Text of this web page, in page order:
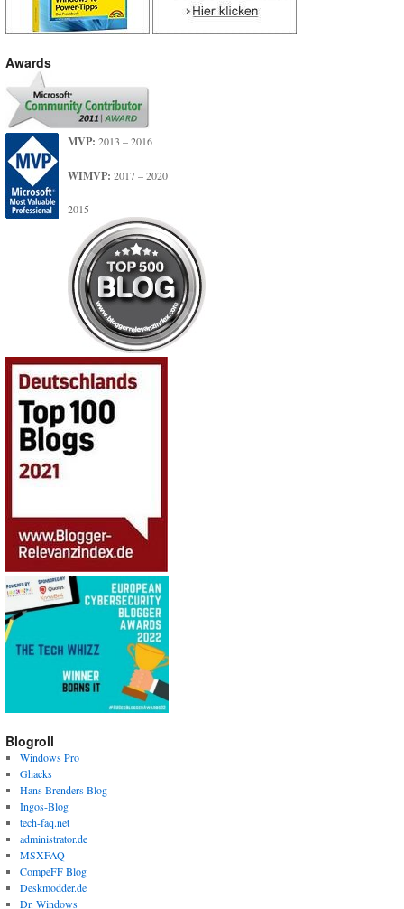
Awards
MVP: 2013 – 2016
WIMVP: 2017 – 2020
2015
Blogroll
Windows Pro
Ghacks
Hans Brenders Blog
Ingos-Blog
tech-faq.net
administrator.de
MSXFAQ
CompeFF Blog
Deskmodder.de
Dr. Windows